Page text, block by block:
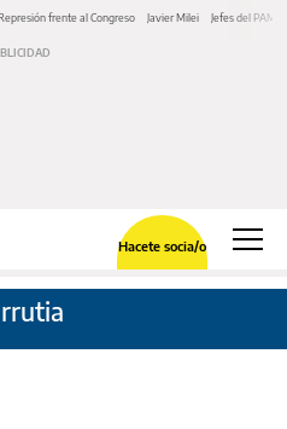
frente al Congreso Javier Milei Jefes del PAMI
Hacete socia/o